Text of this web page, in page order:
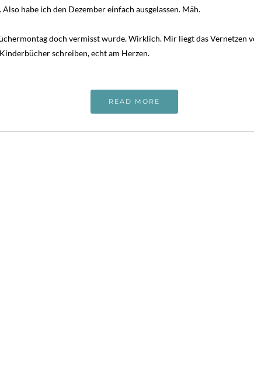
Also habe ich den Dezember einfach ausgelassen. Mäh.
doch vermisst wurde. Wirklich. Mir liegt das Vernetzen
schreiben, echt am Herzen.
READ MORE